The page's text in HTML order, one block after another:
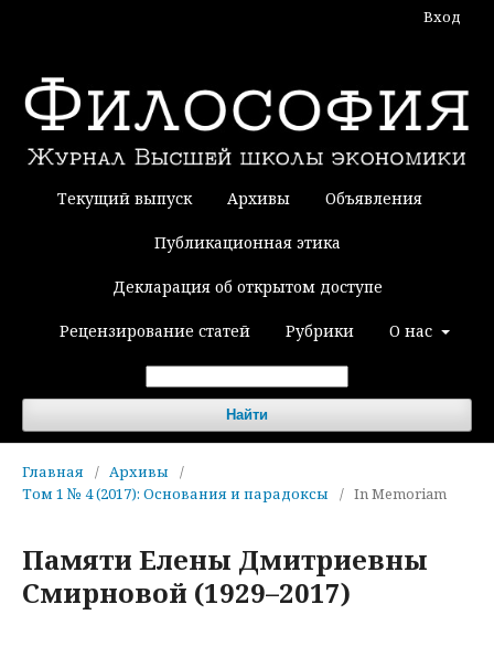
Текущий выпуск Архивы Объявления
Публикационная этика
Декларация об открытом доступе
Рецензирование статей Рубрики О нас
Найти
Вход
Главная / Архивы
/
Том 1 № 4 (2017): Основания и парадоксы
/ In Memoriam
Памяти Елены Дмитриевны
Смирновой (1929–2017)